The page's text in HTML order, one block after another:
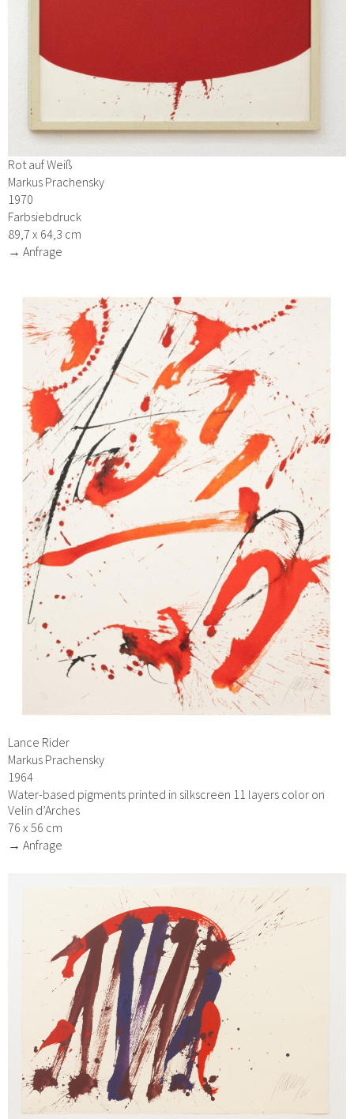
Rot auf Weiß
Markus Prachensky
1970
Farbsiebdruck
89,7 x 64,3 cm
→ Anfrage
Lance Rider
Markus Prachensky
1964
Water-based pigments printed in silkscreen 11 layers color on
Velin d’Arches
76 x 56 cm
→ Anfrage